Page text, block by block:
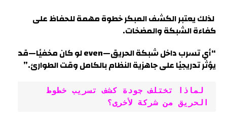
لذلك يعتبر الكشف المبكر خطوة مهمة للحفاظ على
كفاءة الشبكة والمضخات.
“أي تسرب داخل شبكة الحريق—even لو كان مخفيًا—قد
يؤثر تدريجيًا على جاهزية النظام بالكامل وقت الطوارئ.”
الحريق من شركة لأخرى؟